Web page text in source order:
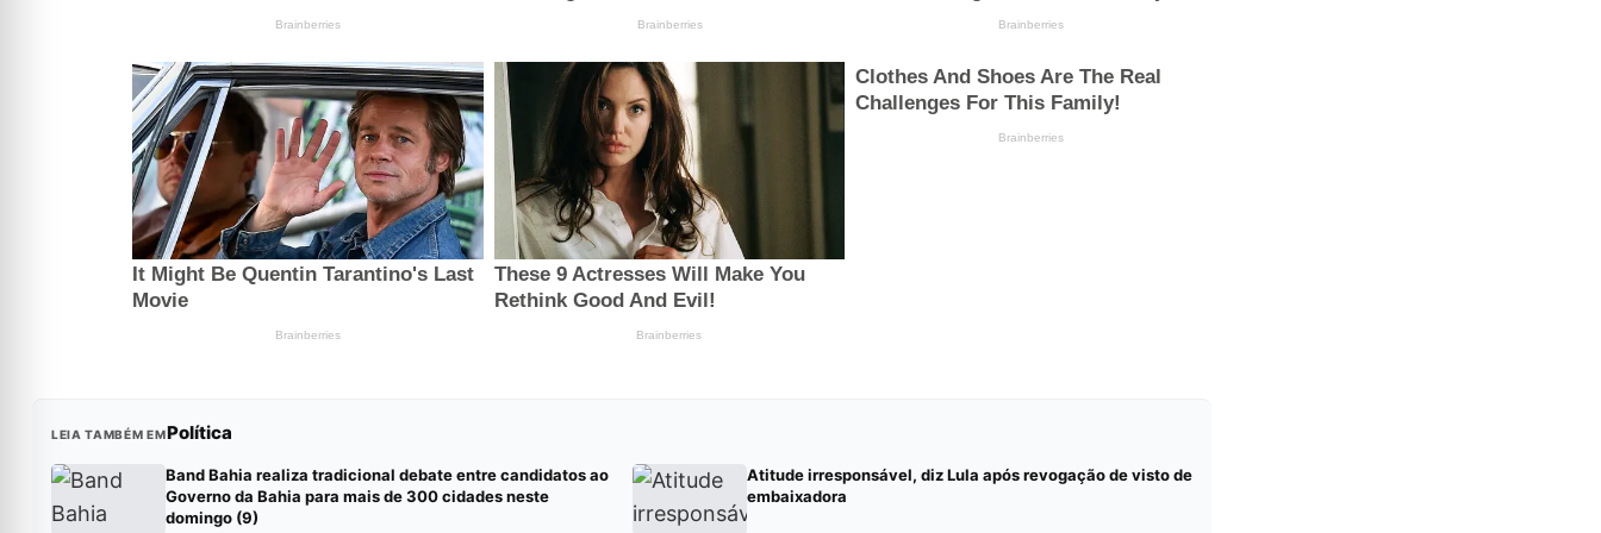
LEIA TAMBÉM EMPolítica
Band Bahia realiza tradicional debate entre candidatos ao
Governo da Bahia para mais de 300 cidades neste
domingo (9)
Atitude irresponsável, diz Lula após revogação de visto de
embaixadora